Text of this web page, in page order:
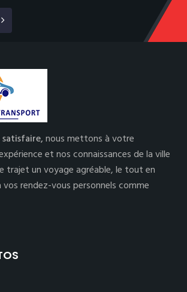
nous mettons à votre
et nos connaissances de la ville
trajet un voyage agréable, le tout en
vos rendez-vous personnels comme